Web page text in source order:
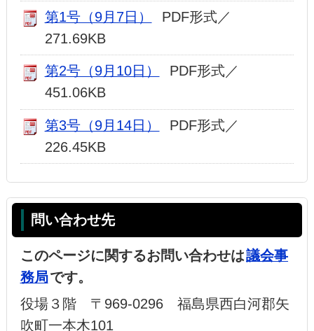
第1号（9月7日）
PDF形式／
271.69KB
第2号（9月10日）
PDF形式／
451.06KB
第3号（9月14日）
PDF形式／
226.45KB
問い合わせ先
このページに関するお問い合わせは議会事
務局です。
役場３階 〒969-0296 福島県西白河郡矢
吹町一本木101